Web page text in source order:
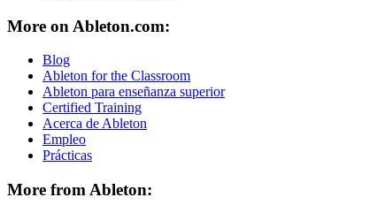
More on Ableton.com:
Blog
Ableton for the Classroom
Ableton para enseñanza superior
Certified Training
Acerca de Ableton
Empleo
Prácticas
More from Ableton: